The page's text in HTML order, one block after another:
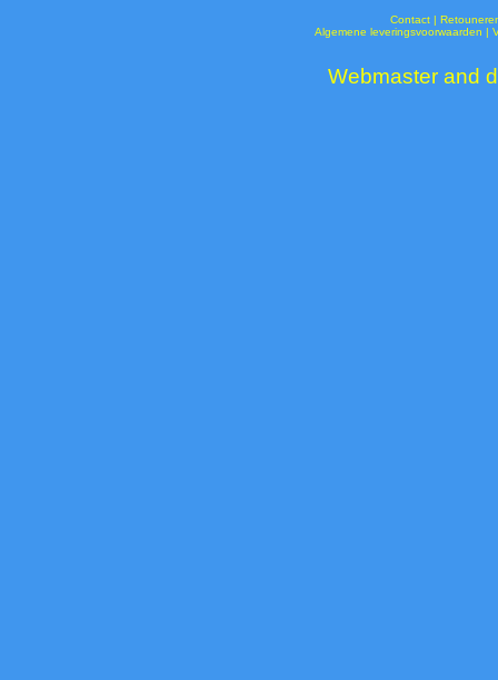
Contact|
Algemene leveringsvoorwaarden |
Webmaster and